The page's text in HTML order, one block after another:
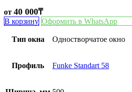
от 40 000₸
В корзину Оформить в WhatsApp
Тип окна Одностворчатое окно
Профиль Funke Standart 58